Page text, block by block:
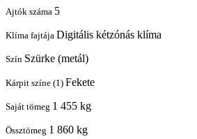
Ajtók száma 5
Klíma fajtája Digitális kétzónás klíma
Szín Szürke (metál)
Kárpit színe (1) Fekete
Saját tömeg 1 455 kg
Össztömeg 1 860 kg